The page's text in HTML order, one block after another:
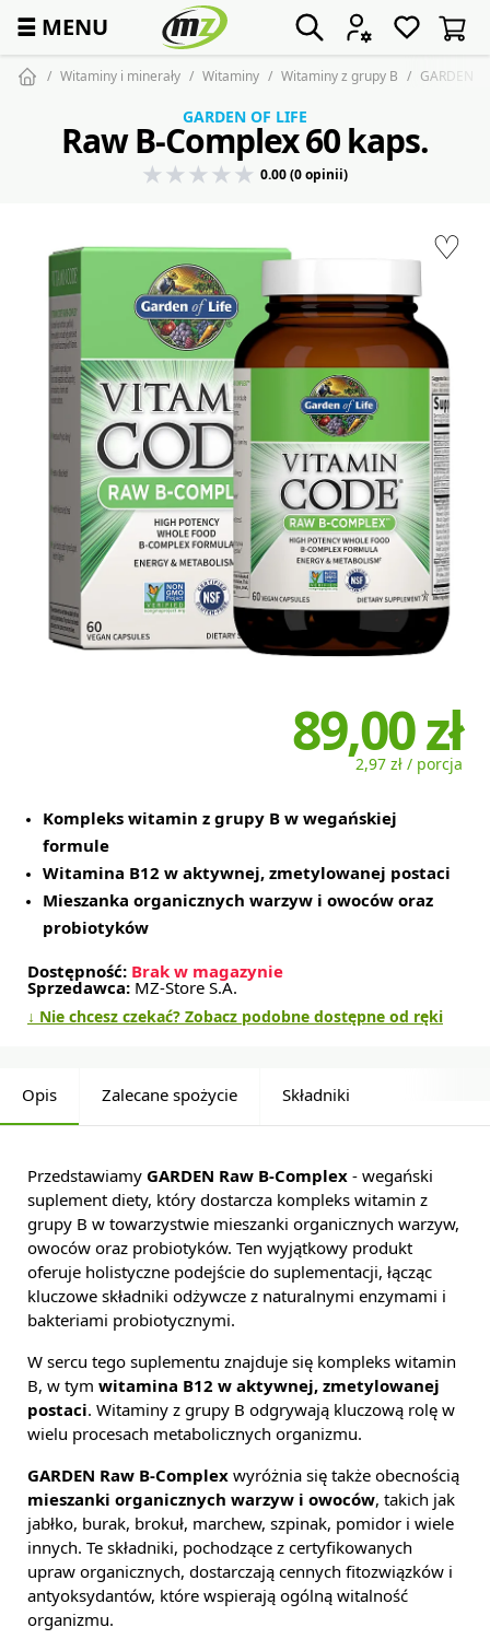
☰ MENU
Witaminy i minerały Witaminy Witaminy z grupy B GARDEN
♡
GARDEN OF LIFE
Raw B-Complex 60 kaps.
0.00 (0 opinii)
89,00 zł
2,97 zł / porcja
Kompleks witamin z grupy B w wegańskiej
formule
Witamina B12 w aktywnej, zmetylowanej postaci
Mieszanka organicznych warzyw i owoców oraz
probiotyków
Dostępność: Brak w magazynie
Sprzedawca: MZ-Store S.A.
↓ Nie chcesz czekać? Zobacz podobne dostępne od ręki
Opis Zalecane spożycie Składniki
Przedstawiamy GARDEN Raw B-Complex - wegański
suplement diety, który dostarcza kompleks witamin z
grupy B w towarzystwie mieszanki organicznych warzyw,
owoców oraz probiotyków. Ten wyjątkowy produkt
oferuje holistyczne podejście do suplementacji, łącząc
kluczowe składniki odżywcze z naturalnymi enzymami i
bakteriami probiotycznymi.
W sercu tego suplementu znajduje się kompleks witamin
B, w tym witamina B12 w aktywnej, zmetylowanej
postaci. Witaminy z grupy B odgrywają kluczową rolę w
wielu procesach metabolicznych organizmu.
GARDEN Raw B-Complex wyróżnia się także obecnością
mieszanki organicznych warzyw i owoców, takich jak
jabłko, burak, brokuł, marchew, szpinak, pomidor i wiele
innych. Te składniki, pochodzące z certyfikowanych
upraw organicznych, dostarczają cennych fitozwiązków i
antyoksydantów, które wspierają ogólną witalność
organizmu.